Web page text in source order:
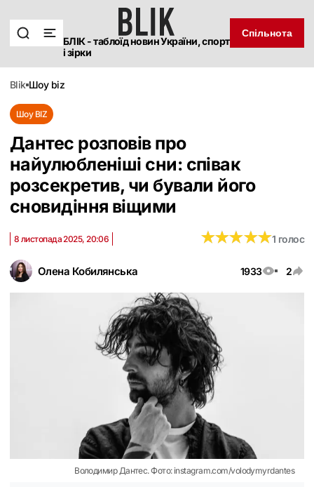
БЛІК - таблоїд новин України, спорт
і зірки
Спільнота
blik шоу biz
Шоу BIZ
Дантес розповів про
найулюбленіші сни: співак
розсекретив, чи бували його
сновидіння віщими
Олена Кобилянська 1933 2
8 листопада 2025, 20:06 ★★★★★
★★★★★1 голос
Володимир Дантес. Фото: instagram.com/volodymyrdantes